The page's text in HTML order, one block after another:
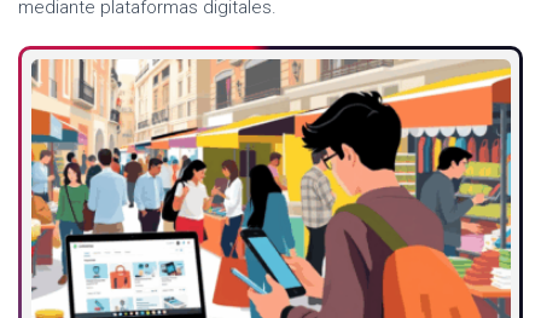
mediante plataformas digitales.